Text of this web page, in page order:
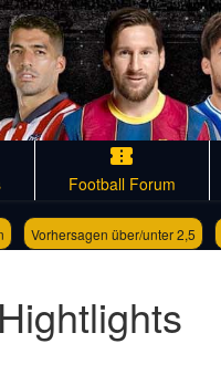
Football Forum
Vorhersagen über/unter 2,5